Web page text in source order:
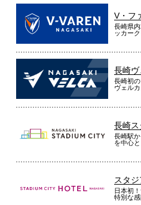
V・フ
長崎県
ッカー
長崎ヴ
長崎初
ヴェルカ
長崎ス
長崎駅
を中心
スタ
日本初
特別な感